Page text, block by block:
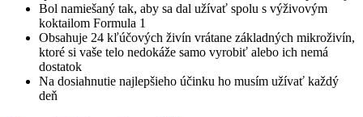
Bol namiešaný tak, aby sa dal užívať spolu s výživovým
koktailom Formula 1
Obsahuje 24 kľúčových živín vrátane základných mikroživín,
ktoré si vaše telo nedokáže samo vyrobiť alebo ich nemá
dostatok
Na dosiahnutie najlepšieho účinku ho musím užívať každý
deň